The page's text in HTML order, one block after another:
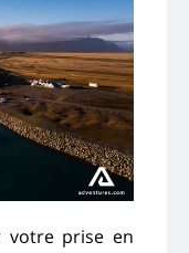
votre prise en